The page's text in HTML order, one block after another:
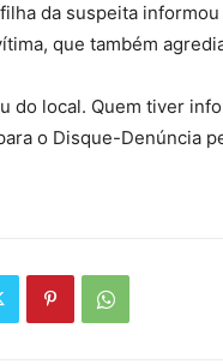
da suspeita
que também
do local. Quem tiver
o Disque-Denúncia